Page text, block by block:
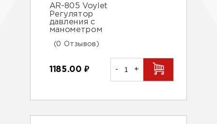
AR-805 Voylet
Регулятор
давления с
манометром
(0 Отзывов)
1185.00 ₽ - +